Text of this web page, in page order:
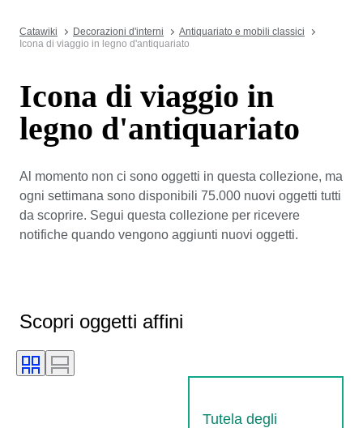
Catawiki Decorazioni d'interni
Antiquariato e mobili classici
Icona di viaggio in legno d'antiquariato
Icona di viaggio in
legno d'antiquariato
Al momento non ci sono oggetti in questa collezione, ma
ogni settimana sono disponibili 75.000 nuovi oggetti tutti
da scoprire. Segui questa collezione per ricevere
notifiche quando vengono aggiunti nuovi oggetti.
Scopri oggetti affini
Tutela degli